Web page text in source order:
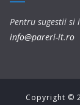
Pentru sugestii
info@pareri-it.ro
Copyright ©